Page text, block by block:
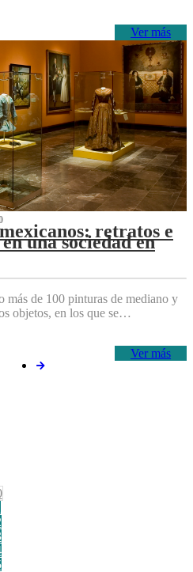
Ver más
retratos e
una sociedad en
más de 100 pinturas de mediano y
objetos, en los que se…
Ver más